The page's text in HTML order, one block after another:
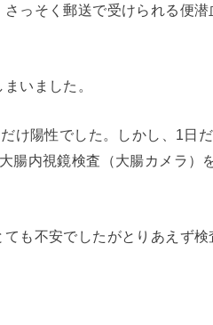
っそく郵送で受けられる便潜
いました。
け陽性でした。しかし、1日
腸内視鏡検査（大腸カメラ）
も不安でしたがとりあえず検